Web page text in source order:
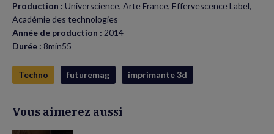
Production : Universcience, Arte France, Effervescence Label,
Académie des technologies
Année de production : 2014
Durée : 8min55
Techno futuremag imprimante 3d
Vous aimerez aussi